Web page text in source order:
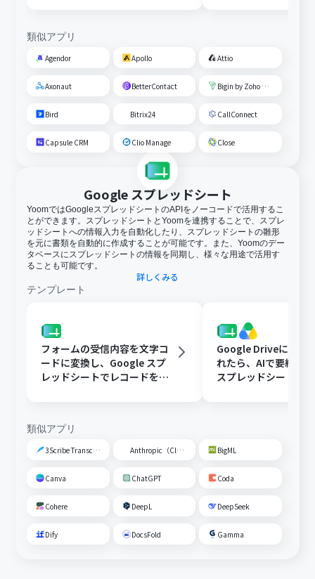
類似アプリ
Agendor Apollo Attio
Axonaut BetterContact Bigin by Zoho CRM
Bird Bitrix24 CallConnect
Capsule CRM Clio Manage Close
Google スプレッドシート
YoomではGoogleスプレッドシートのAPIをノーコードで活用するこ
とができます。スプレッドシートとYoomを連携することで、スプレ
ッドシートへの情報入力を自動化したり、スプレッドシートの雛形
を元に書類を自動的に作成することが可能です。また、Yoomのデー
タベースにスプレッドシートの情報を同期し、様々な用途で活用す
ることも可能です。
詳しくみる
テンプレート
フォームの受信内容を文字コ
ードに変換し、Google スプ
レッドシートでレコードを追
Google Driveに文書
れたら、AIで要約し
スプレッドシートの
類似アプリ
3Scribe Transcription Anthropic（Claude） BigML
Canva ChatGPT Coda
Cohere DeepL DeepSeek
Dify DocsFold Gamma